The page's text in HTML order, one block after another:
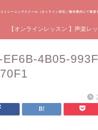
トレーニングスクール（オンライン対応／熊本県内にて教室
【オンラインレッスン 】声楽レ
4B05-